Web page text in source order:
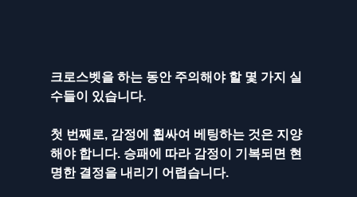
크로스벳을 하는 동안 주의해야 할 몇 가지 실
수들이 있습니다.
첫 번째로, 감정에 휩싸여 베팅하는 것은 지양
해야 합니다. 승패에 따라 감정이 기복되면 현
명한 결정을 내리기 어렵습니다.